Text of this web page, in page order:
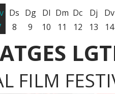
Ds
8
Dg
9
Dl
10
Dm
11
Dc
12
Dj
13
Dv
14
FILM